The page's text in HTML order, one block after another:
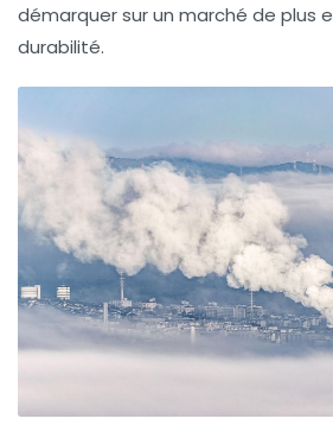
démarquer sur un marché de plus
durabilité.